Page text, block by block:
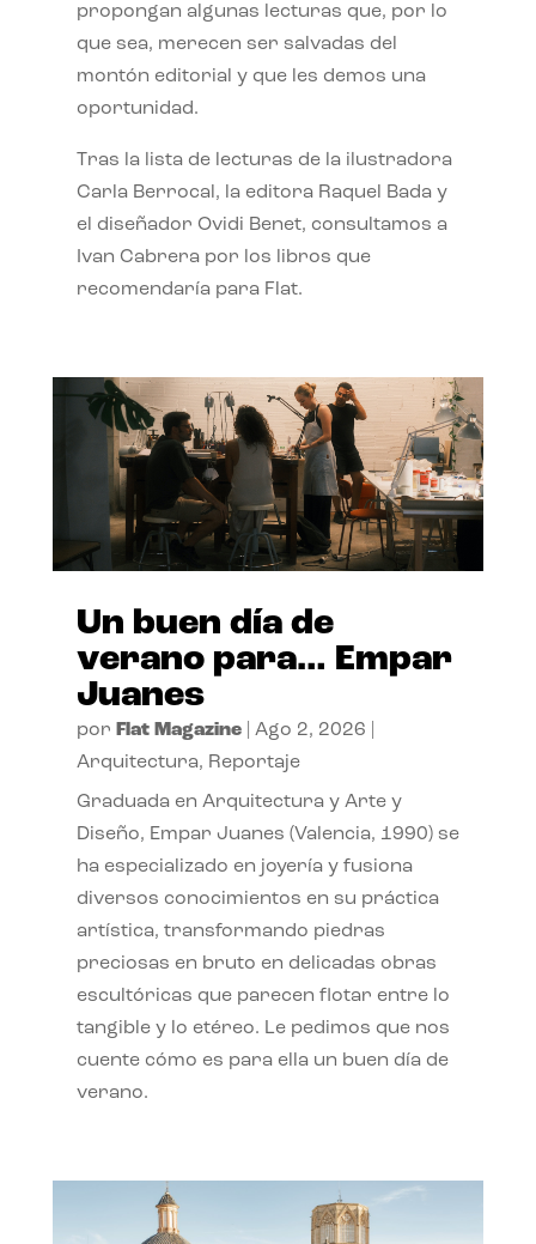
propongan algunas lecturas que, por lo
que sea, merecen ser salvadas del
montón editorial y que les demos una
oportunidad.
Tras la lista de lecturas de la ilustradora
Carla Berrocal, la editora Raquel Bada y
el diseñador Ovidi Benet, consultamos a
Ivan Cabrera por los libros que
recomendaría para Flat.
Un buen día de
verano para… Empar
Juanes
por Flat Magazine| Ago 2, 2026
Arquitectura, Reportaje
Graduada en Arquitectura y Arte y
Diseño, Empar Juanes (Valencia, 1990) se
ha especializado en joyería y fusiona
diversos conocimientos en su práctica
artística, transformando piedras
preciosas en bruto en delicadas obras
escultóricas que parecen flotar entre lo
tangible y lo etéreo. Le pedimos que nos
cuente cómo es para ella un buen día de
verano.